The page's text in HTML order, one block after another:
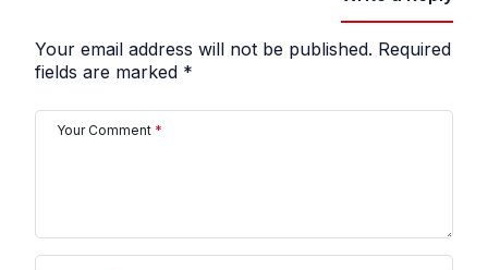
Your email address will not be published. Required
fields are marked *
Your Comment *